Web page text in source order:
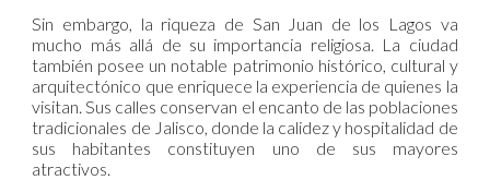
Sin embargo, la riqueza de San Juan de los Lagos va
mucho más allá de su importancia religiosa. La ciudad
también posee un notable patrimonio histórico, cultural y
arquitectónico que enriquece la experiencia de quienes la
visitan. Sus calles conservan el encanto de las poblaciones
tradicionales de Jalisco, donde la calidez y hospitalidad de
sus habitantes constituyen uno de sus mayores
atractivos.